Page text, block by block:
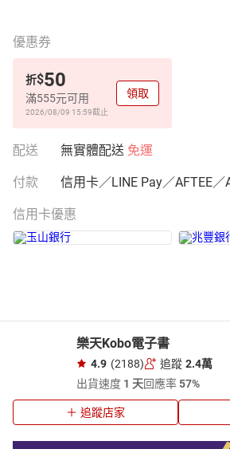
優惠券
折$50
滿555元可用
2026/08/09 15:59截止
領取
配送 無實體配送 免運
付款 信用卡／LINE Pay／AFTEE／
信用卡優惠
樂天Kobo電子書
4.9 (2188) 追蹤 2.4萬
出貨速度 1 天回應率57%
追蹤店家